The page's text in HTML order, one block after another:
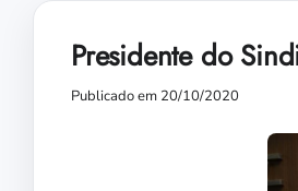
Presidente do
Publicado em 20/10/2020